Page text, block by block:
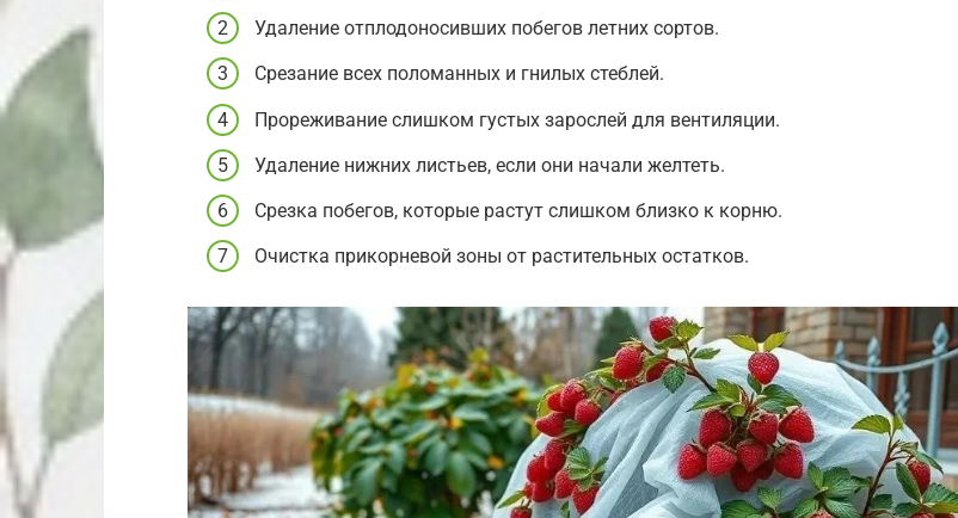
Удаление отплодоносивших побегов летних сортов.
Срезание всех поломанных и гнилых стеблей.
Прореживание слишком густых зарослей для вентиляции.
Удаление нижних листьев, если они начали желтеть.
Срезка побегов, которые растут слишком близко к корню.
Очистка прикорневой зоны от растительных остатков.